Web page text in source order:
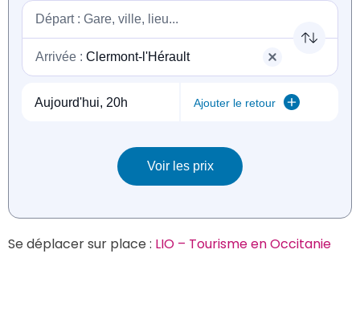
Se déplacer sur place : LIO – Tourisme en Occitanie